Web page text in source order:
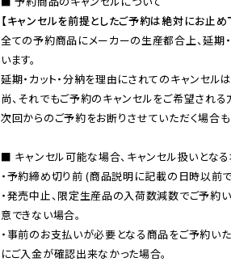
【キャンセルを前提としたご予約は絶対にお止め
全ての予約商品にメーカーの生産都合上、延期
います。
延期・カット・分納を理由にされてのキャンセル
尚、それでもご予約のキャンセルをご希望される
次回からのご予約をお断りさせていただく場合も
■ キャンセル可能な場合、キャンセル扱いとな
・予約締め切り前 (商品説明に記載の日時以前
・発売中止、限定生産品の入荷数減数でご予約
意できない場合。
・事前のお支払いが必要となる商品をご予約い
にご入金が確認出来なかった場合。